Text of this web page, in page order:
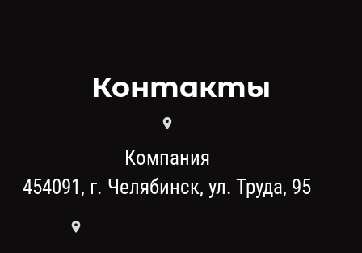
Контакты
Компания
454091, г. Челябинск, ул. Труда, 95